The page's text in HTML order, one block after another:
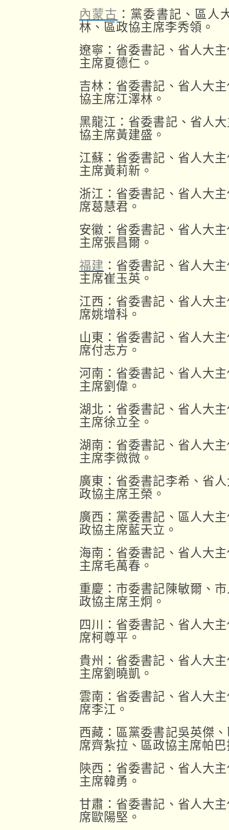
內蒙古 ：黨委書記、區人
林、區政協主席李秀領。
遼寧：省委書記、省人大
主席夏德仁。
吉林：省委書記、省人大
協主席江澤林。
黑龍江：省委書記、省人
協主席黃建盛。
江蘇：省委書記、省人大
主席黃莉新。
浙江：省委書記、省人大
席葛慧君。
安徽：省委書記、省人大
主席張昌爾。
福建 ：省委書記、省人大
主席崔玉英。
江西：省委書記、省人大
席姚增科。
山東：省委書記、省人大
席付志方。
河南：省委書記、省人大
主席劉偉。
湖北：省委書記、省人大
主席徐立全。
湖南：省委書記、省人大
主席李微微。
廣東：省委書記李希、省
政協主席王榮。
廣西：黨委書記、區人大
政協主席藍天立。
海南：省委書記、省人大
主席毛萬春。
重慶：市委書記陳敏爾、
政協主席王炯。
四川：省委書記、省人大
席柯尊平。
貴州：省委書記、省人大
主席劉曉凱。
雲南：省委書記、省人大
席李江。
西藏：區黨委書記吳英傑
席齊紮拉、區政協主席帕
陝西：省委書記、省人大
主席韓勇。
甘肅：省委書記、省人大
席歐陽堅。